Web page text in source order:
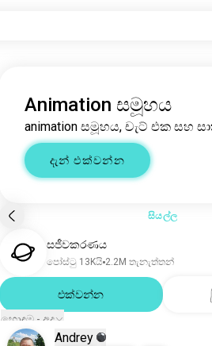
Animation සමූහය
animation සමූහය, චැට් එක සහ
දැන් එක්වන්න
සියල්ල
සජීවකරණය
පෝස්ටු 13Kයි 2.2M තැනැත්තන්
එක්වන්න
හොඳම - අද
Andrey